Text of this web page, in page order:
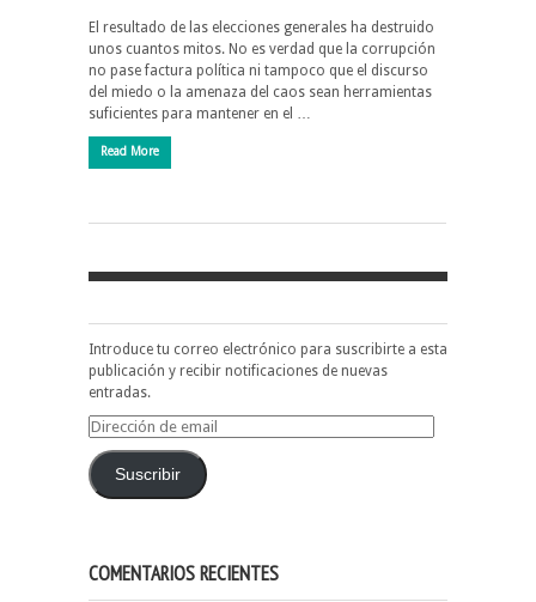
El resultado de las elecciones generales ha destruido
unos cuantos mitos. No es verdad que la corrupción
no pase factura política ni tampoco que el discurso
del miedo o la amenaza del caos sean herramientas
suficientes para mantener en el …
Read More
Introduce tu correo electrónico para suscribirte a esta
publicación y recibir notificaciones de nuevas
entradas.
Dirección
emailSuscribir
COMENTARIOS RECIENTES